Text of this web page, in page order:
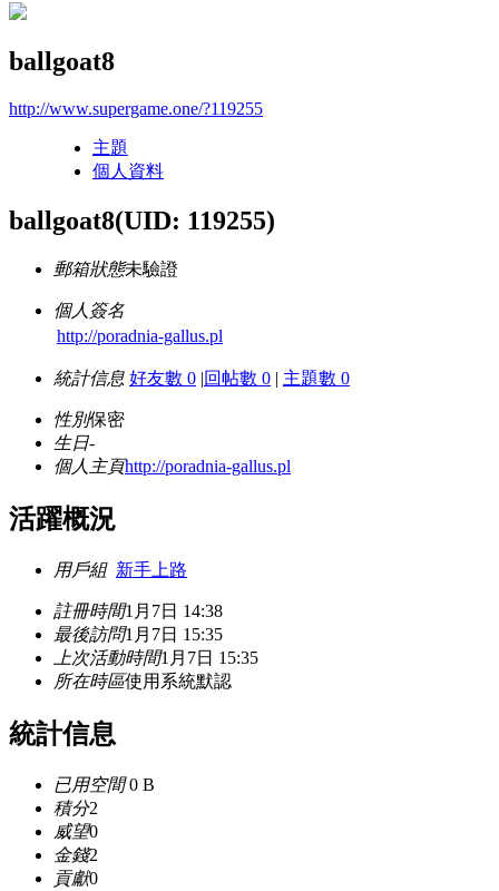
ballgoat8
http://www.supergame.one/?119255
主題
個人資料
ballgoat8(UID: 119255)
郵箱狀態未驗證
個人簽名
http://poradnia-gallus.pl
統計信息 好友數 0 |回帖數 0 | 主題數 0
性別保密
生日-
個人主頁http://poradnia-gallus.pl
活躍概況
用戶組 新手上路
註冊時間1月7日 14:38
最後訪問1月7日 15:35
上次活動時間1月7日 15:35
所在時區使用系統默認
統計信息
已用空間0 B
積分2
威望0
金錢2
貢獻0